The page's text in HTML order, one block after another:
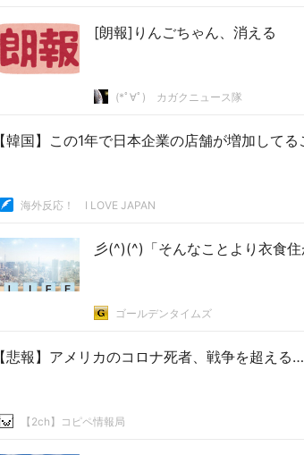
[朗報]りんごちゃん、消える
(*ﾟ∀ﾟ)ゞカガクニュース隊
【韓国】この1年で日本企業の店舗が増加して
海外反応！ I LOVE JAPAN
彡(^)(^)「そんなことより衣食
ゴールデンタイムズ
【悲報】アメリカのコロナ死者、戦争を超える
【2ch】コピペ情報局